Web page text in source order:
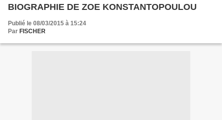
BIOGRAPHIE DE ZOE KONSTANTOPOULOU
Publié le 08/03/2015 à 15:24
Par FISCHER